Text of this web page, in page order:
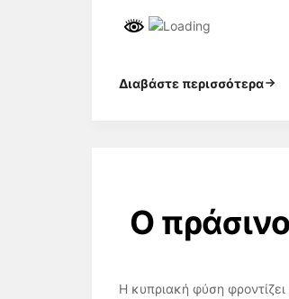
Διαβάστε περισσότερα
Ο
Η κυπριακή φύση